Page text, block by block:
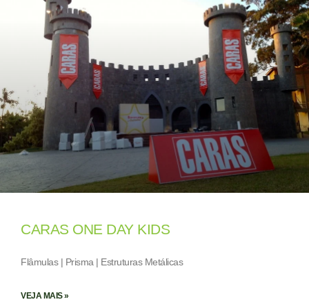
CARAS ONE DAY KIDS
Flâmulas | Prisma | Estruturas Metálicas
VEJA MAIS »